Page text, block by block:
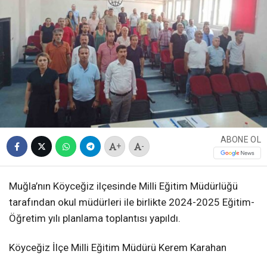
+ -
ABONE OL
Muğla’nın Köyceğiz ilçesinde Milli Eğitim Müdürlüğü
tarafından okul müdürleri ile birlikte 2024-2025 Eğitim-
Öğretim yılı planlama toplantısı yapıldı.
Köyceğiz İlçe Milli Eğitim Müdürü Kerem Karahan